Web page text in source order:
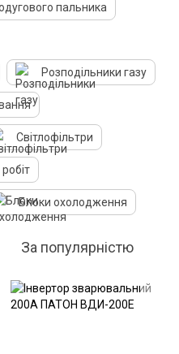
пальника
Розподільники газу
Світлофільтри
Блоки охолодження
За популярністю